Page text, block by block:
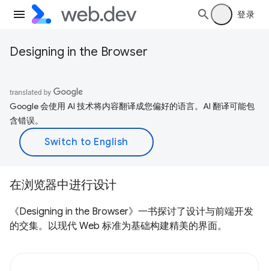
登录
Designing in the Browser
Google 会使用 AI 技术将内容翻译成您偏好的语言。AI 翻译可能包
含错误。
在浏览器中进行设计
《Designing in the Browser》一书探讨了设计与前端开发
的交集。以现代 Web 标准为基础构建精美的界面。